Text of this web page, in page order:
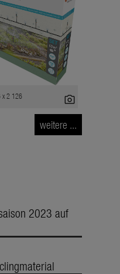
x 2 126 photo_camera
weitere ...
2023 auf